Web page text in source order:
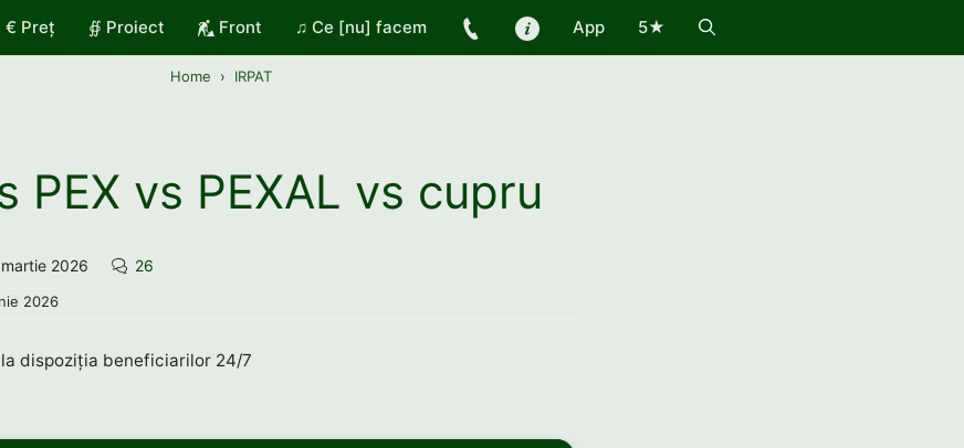
€ Preț ∯ Proiect Front ♫ Ce [nu] facem App 5★
Home IRPAT
PEX vs PEXAL vs cupru
2026 26
2026
la dispoziția beneficiarilor 24/7